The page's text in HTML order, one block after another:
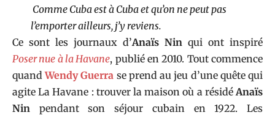
Comme Cuba est à Cuba et qu’on ne peut pas
l’emporter ailleurs, j’y reviens.
Ce sont les journaux d’Anaïs Nin qui ont inspiré
Poser nue à la Havane, publié en 2010. Tout commence
quandWendy Guerra se prend au jeu d’une quête qui
agite La Havane : trouver la maison où a résidé Anaïs
Nin pendant son séjour cubain en 1922. Les